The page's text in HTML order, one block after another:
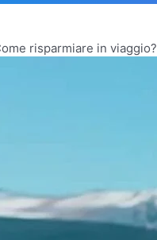
risparmiare in viaggio?